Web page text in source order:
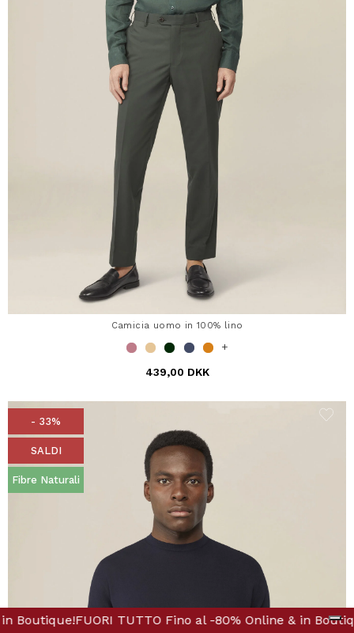
& in Boutique! FUORI TUTTO Fino al -80%
Camicia uomo in 100% lino
+
439,00 DKK
- 33%
SALDI
Fibre Naturali
al -80% Online & in Boutique! FUORI TUTTO